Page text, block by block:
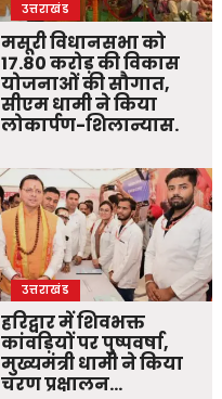
उत्तराखंड
मसूरी विधानसभा को
17.80 करोड़ की विकास
योजनाओं की सौगात,
सीएम धामी ने किया
लोकार्पण-शिलान्यास.
उत्तराखंड
हरिद्वार में शिवभक्त
कांवड़ियों पर पुष्पवर्षा,
मुख्यमंत्री धामी ने किया
चरण प्रक्षालन…